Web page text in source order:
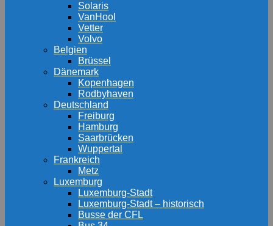
Solaris
VanHool
Vetter
Volvo
Belgien
Brüssel
Dänemark
Kopenhagen
Rodbyhaven
Deutschland
Freiburg
Hamburg
Saarbrücken
Wuppertal
Frankreich
Metz
Luxemburg
Luxemburg-Stadt
Luxemburg-Stadt – historisch
Busse der CFL